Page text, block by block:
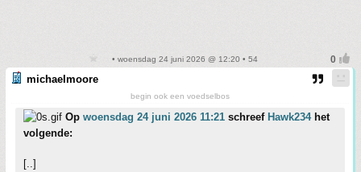
• woensdag 24 juni 2026 @ 12:20 • 54
michaelmoore
begin ook een voedselbos
Op woensdag 24 juni 2026 11:21 schreef Hawk234het
volgende:
[..]